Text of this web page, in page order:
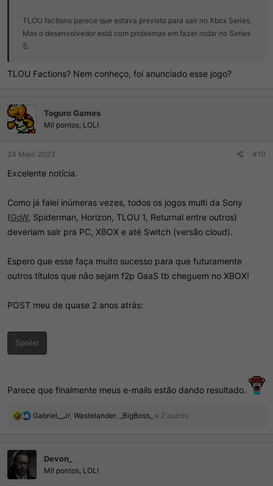
TLOU factions parece que estava previsto para sair no Xbox Series.
Mas o desenvolvedor está com problemas em fazer rodar no Series
S.
TLOU Factions? Nem conheço, foi anunciado esse jogo?
Toguro Games
Mil pontos, LOL!
24 Maio 2023 #10
Excelente notícia.
Como já falei inúmeras vezes, todos os jogos multi da Sony
(GoW, Spiderman, Horizon, TLOU 1, Returnal entre outros)
deveriam sair pra PC, XBOX e até Switch (versão cloud).
Espero que esse faça muito sucesso para que futuramente
outros títulos que não sejam f2p GaaS tb cheguem no XBOX!
POST meu de quase 2 anos atrás:
Spoiler
Parece que finalmente meus e-mails estão dando resultado.
R
s
Gabriel__Jr Wastelander _BigBoss_ e 2 outros
Devon_
Mil pontos, LOL!